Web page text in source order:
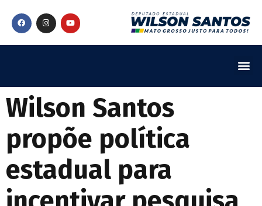
Wilson Santos
propõe política
estadual para